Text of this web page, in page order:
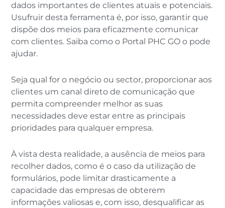
dados importantes de clientes atuais e potenciais.
Usufruir desta ferramenta é, por isso, garantir que
dispõe dos meios para eficazmente comunicar
com clientes. Saiba como o Portal PHC GO o pode
ajudar.
Seja qual for o negócio ou sector, proporcionar aos
clientes um canal direto de comunicação que
permita compreender melhor as suas
necessidades deve estar entre as principais
prioridades para qualquer empresa.
À vista desta realidade, a ausência de meios para
recolher dados, como é o caso da utilização de
formulários, pode limitar drasticamente a
capacidade das empresas de obterem
informações valiosas e, com isso, desqualificar as